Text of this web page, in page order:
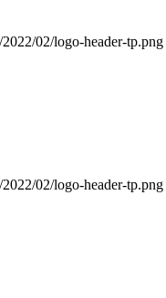
02/logo-header-tp.png
02/logo-header-tp.png